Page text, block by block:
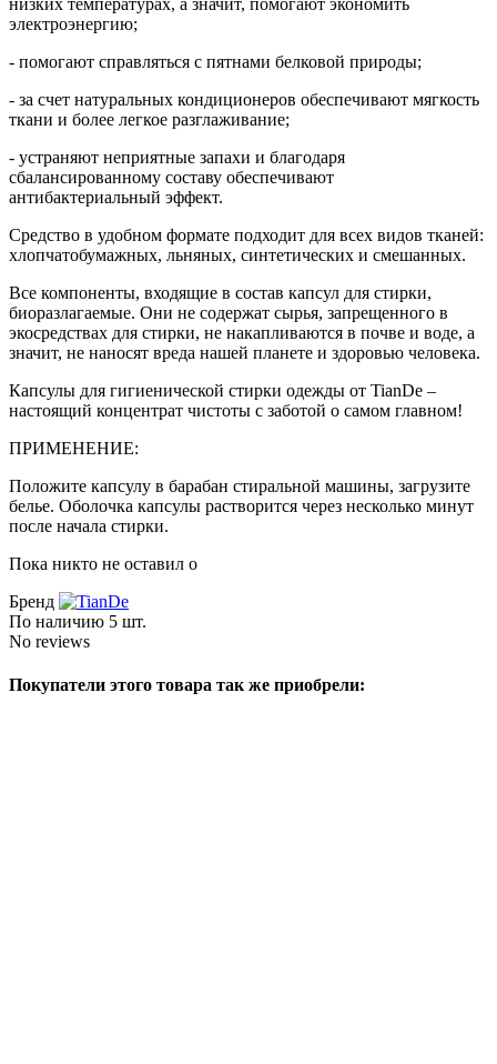
низких температурах, а значит, помогают экономить
электроэнергию;
- помогают справляться с пятнами белковой природы;
- за счет натуральных кондиционеров обеспечивают мягкость
ткани и более легкое разглаживание;
- устраняют неприятные запахи и благодаря
сбалансированному составу обеспечивают
антибактериальный эффект.
Средство в удобном формате подходит для всех видов тканей:
хлопчатобумажных, льняных, синтетических и смешанных.
Все компоненты, входящие в состав капсул для стирки,
биоразлагаемые. Они не содержат сырья, запрещенного в
экосредствах для стирки, не накапливаются в почве и воде, а
значит, не наносят вреда нашей планете и здоровью человека.
Капсулы для гигиенической стирки одежды от TianDe –
настоящий концентрат чистоты с заботой о самом главном!
ПРИМЕНЕНИЕ:
Положите капсулу в барабан стиральной машины, загрузите
белье. Оболочка капсулы растворится через несколько минут
после начала стирки.
Пока никто не оставил о
Бренд
По наличию 5 шт.
No reviews
Покупатели этого товара так же приобрели: